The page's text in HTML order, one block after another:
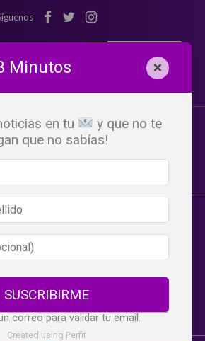
Minutos ×
en tu
y que no te
que no sabías!
SUSCRIBIRME
correo para validar tu email.
Created using Perfit